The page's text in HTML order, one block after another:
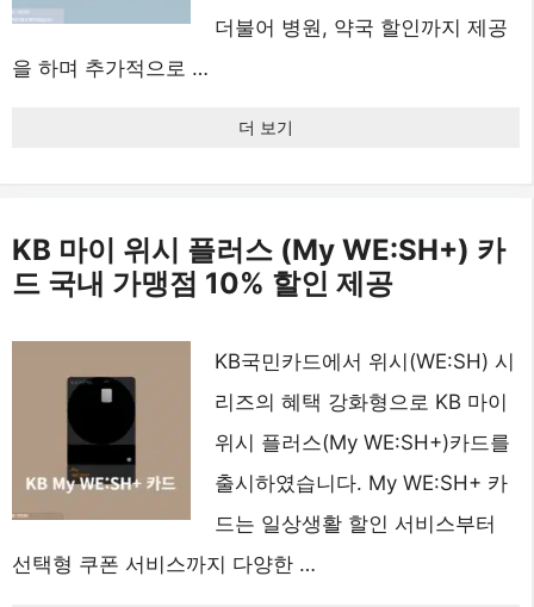
더불어 병원, 약국 할인까지 제공
을 하며 추가적으로 …
더 보기
KB 마이 위시 플러스 (My WE:SH+) 카
드 국내 가맹점 10% 할인 제공
KB국민카드에서 위시(WE:SH) 시
리즈의 혜택 강화형으로 KB 마이
위시 플러스(My WE:SH+)카드를
출시하였습니다. My WE:SH+ 카
드는 일상생활 할인 서비스부터
선택형 쿠폰 서비스까지 다양한 …